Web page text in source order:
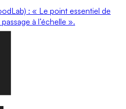
: « Le point essentiel de
à l’échelle ».